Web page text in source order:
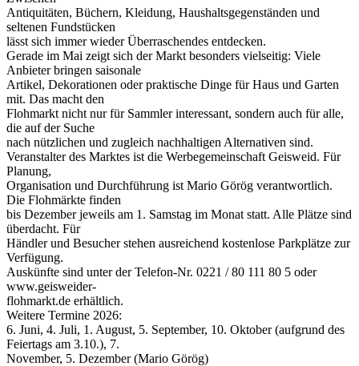
Antiquitäten, Büchern, Kleidung, Haushaltsgegenständen und
seltenen Fundstücken
lässt sich immer wieder Überraschendes entdecken.
Gerade im Mai zeigt sich der Markt besonders vielseitig: Viele
Anbieter bringen saisonale
Artikel, Dekorationen oder praktische Dinge für Haus und Garten
mit. Das macht den
Flohmarkt nicht nur für Sammler interessant, sondern auch für alle,
die auf der Suche
nach nützlichen und zugleich nachhaltigen Alternativen sind.
Veranstalter des Marktes ist die Werbegemeinschaft Geisweid. Für
Planung,
Organisation und Durchführung ist Mario Görög verantwortlich.
Die Flohmärkte finden
bis Dezember jeweils am 1. Samstag im Monat statt. Alle Plätze sind
überdacht. Für
Händler und Besucher stehen ausreichend kostenlose Parkplätze zur
Verfügung.
Auskünfte sind unter der Telefon-Nr. 0221 / 80 111 80 5 oder
www.geisweider-
flohmarkt.de erhältlich.
Weitere Termine 2026:
6. Juni, 4. Juli, 1. August, 5. September, 10. Oktober (aufgrund des
Feiertags am 3.10.), 7.
November, 5. Dezember (Mario Görög)